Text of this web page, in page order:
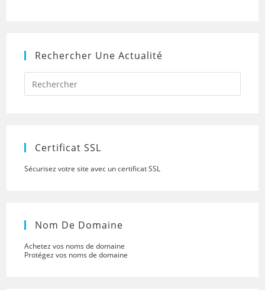
Rechercher Une Actualité
Press
to
Certificat SSL
Sécurisez votre site avec un certificat SSL
Nom De Domaine
Achetez vos noms de domaine
Protégez vos noms de domaine